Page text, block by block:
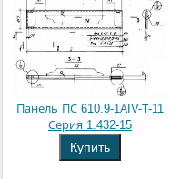
Панель ПС 610.9-1АIV-Т-11
Серия 1.432-15
Купить